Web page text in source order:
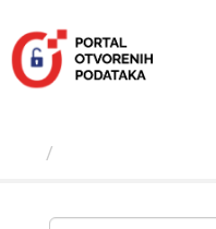
sadržaj